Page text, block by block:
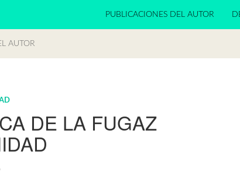
PUBLICACIONES DEL AUTOR
AUTOR
DE LA FUGAZ